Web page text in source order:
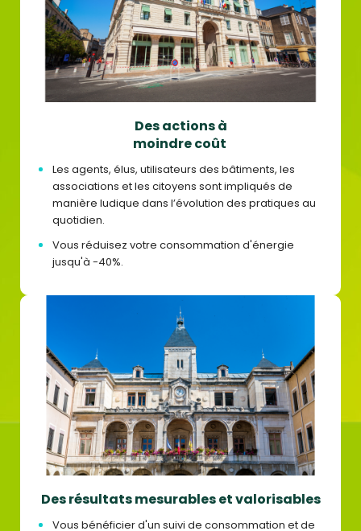
Des actions à
moindre coût ​
Les agents, élus, utilisateurs des bâtiments, les
associations et les citoyens sont impliqués de
manière ludique dans l’évolution des pratiques au
quotidien.
Vous réduisez votre consommation d'énergie
jusqu'à -40%.
Des résultats mesurables et valorisables
Vous bénéficier d'un suivi de consommation et de